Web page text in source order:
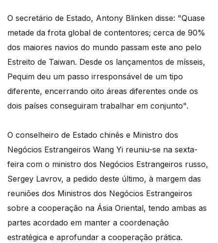
O secretário de Estado, Antony Blinken disse: "Quase
metade da frota global de contentores; cerca de 90%
dos maiores navios do mundo passam este ano pelo
Estreito de Taiwan. Desde os lançamentos de mísseis,
Pequim deu um passo irresponsável de um tipo
diferente, encerrando oito áreas diferentes onde os
dois países conseguiram trabalhar em conjunto".
O conselheiro de Estado chinês e Ministro dos
Negócios Estrangeiros Wang Yi reuniu-se na sexta-
feira com o ministro dos Negócios Estrangeiros russo,
Sergey Lavrov, a pedido deste último, à margem das
reuniões dos Ministros dos Negócios Estrangeiros
sobre a cooperação na Ásia Oriental, tendo ambas as
partes acordado em manter a coordenação
estratégica e aprofundar a cooperação prática.